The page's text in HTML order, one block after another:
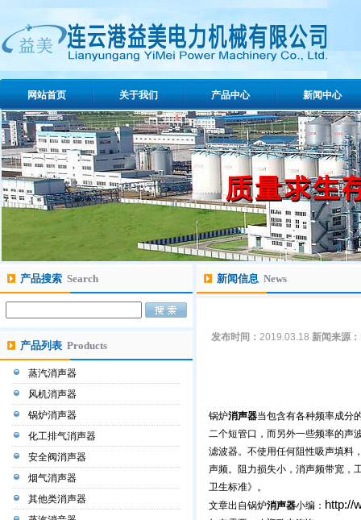
网站首页 关于我们 产品中心 新闻中心
产品搜索 Search
产品列表 Products
蒸汽消声器
风机消声器
锅炉消声器
化工排气消声器
安全阀消声器
烟气消声器
其他类消声器
新闻信息 News
发布时间： 2019.03.18 新闻来源：
锅炉消声器当包含有各种频率成分
二个短管口，而另外一些频率的声
滤波器。不使用任何阻性吸声填料
声频。阻力损失小，消声频带宽，
卫生标准》。
文章出自锅炉消声器小编： http://